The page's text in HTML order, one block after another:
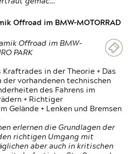
Offroad im BMW-MOTORRAD
Offroad im BMW-
PARK
Kraftrades in der Theorie + Das
der vorhandenen technischen
des Fahrens im
+ Richtiger
Gelände + Lenken und Bremsen
erlernen die Grundlagen der
richtigen Umgang mit
aber auch in kritischen